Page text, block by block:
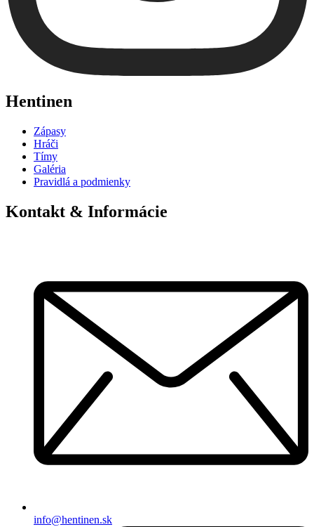
Hentinen
Zápasy
Hráči
Tímy
Galéria
Pravidlá a podmienky
Kontakt & Informácie
info@hentinen.sk